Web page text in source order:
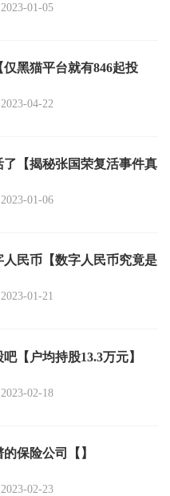
2023-01-05
仅黑猫平台就有846起投
2023-04-22
了【揭秘张国荣复活事件真
2023-01-06
人民币【数字人民币究竟是
2023-01-21
【户均持股13.3万元】
2023-02-18
保险公司【】
2023-02-23